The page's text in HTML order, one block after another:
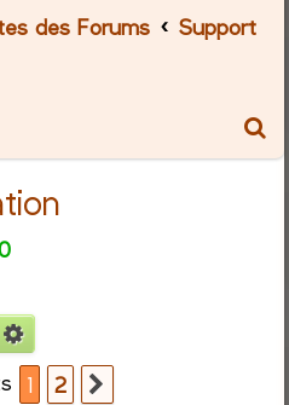
des Forums
Support
1 2